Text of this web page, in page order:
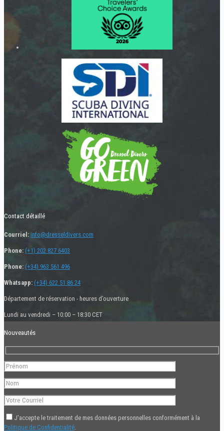
Contact détaillé
Courriel: info@dresseldivers.com
Phone: (+1) 202 827 6403
Phone: (+34) 963 561 496
Whatsapp: (+34) 622 51 86 24
Département de réservation - heures d’ouverture
Lundi au vendredi – 10:00 – 18:30 CET
Nouveautés
J'accepte le traitement de mes données personnelles conformément à la
Politique de Confidentialité